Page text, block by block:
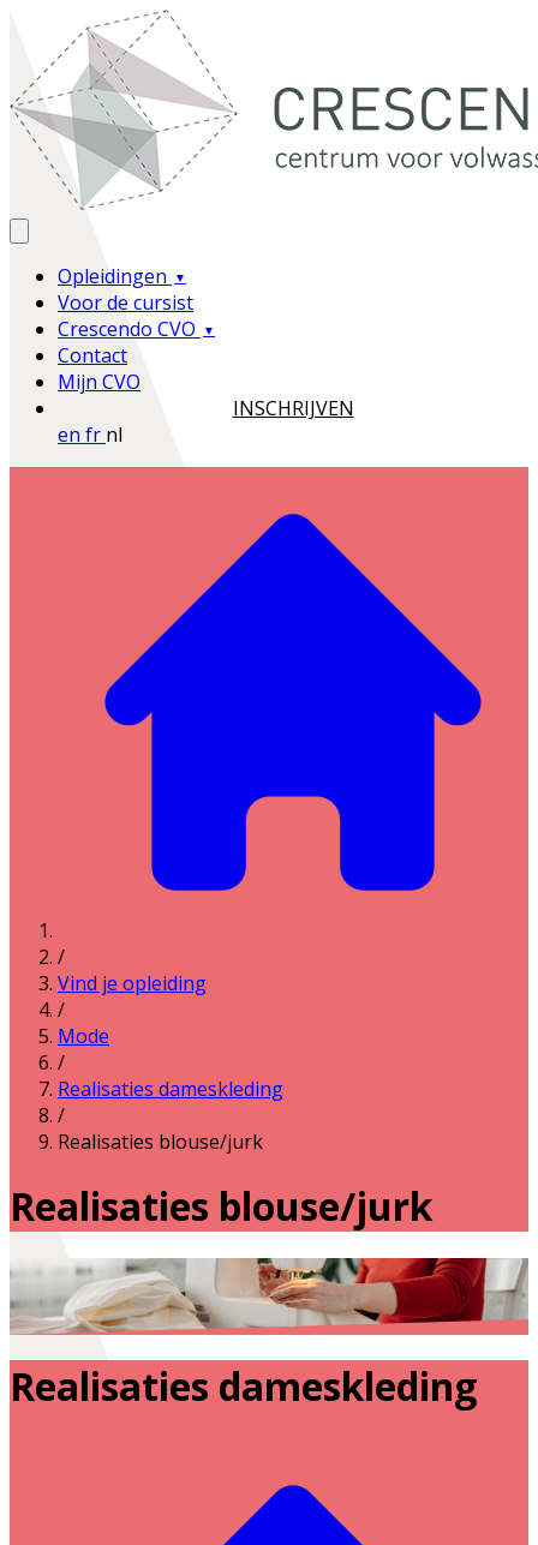
Opleidingen
Voor de cursist
Crescendo CVO
Contact
Mijn CVO
INSCHRIJVEN
en fr nl
/
Vind je opleiding
/
Mode
/
Realisaties dameskleding
/
Realisaties blouse/jurk
Realisaties blouse/jurk
Realisaties dameskleding